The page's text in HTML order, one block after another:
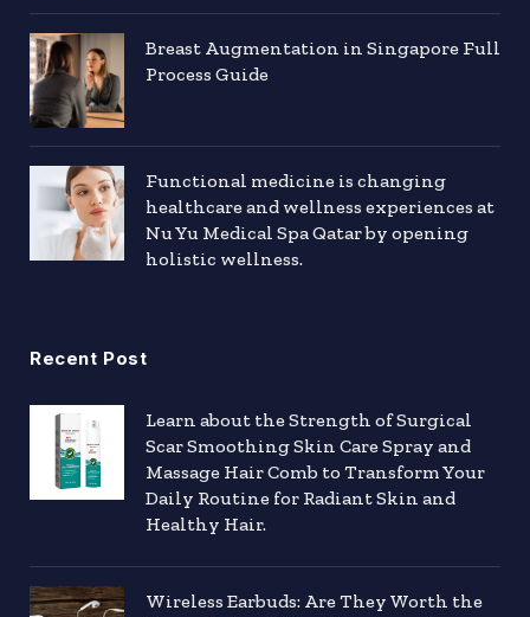
Breast Augmentation in Singapore Full
Process Guide
Functional medicine is changing
healthcare and wellness experiences at
Nu Yu Medical Spa Qatar by opening
holistic wellness.
Recent Post
Learn about the Strength of Surgical
Scar Smoothing Skin Care Spray and
Massage Hair Comb to Transform Your
Daily Routine for Radiant Skin and
Healthy Hair.
Wireless Earbuds: Are They Worth the